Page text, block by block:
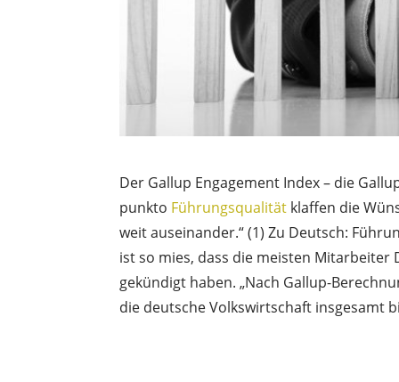
Der Gallup Engagement Index – die
punkto Führungsqualität klaffen die
weit auseinander.“ (1) Zu Deutsch:
ist so mies, dass die meisten
gekündigt haben. „Nach Gallup-
die deutsche Volkswirtschaft insgesamt